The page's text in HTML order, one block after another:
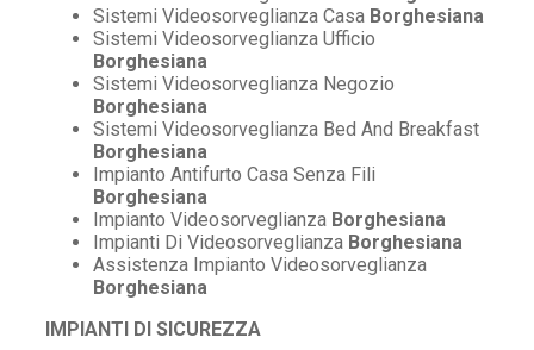
Sistemi Videosorveglianza Casa Borghesiana
Sistemi Videosorveglianza Ufficio
Borghesiana
Sistemi Videosorveglianza Negozio
Borghesiana
Sistemi Videosorveglianza Bed And Breakfast
Borghesiana
Impianto Antifurto Casa Senza Fili
Borghesiana
Impianto Videosorveglianza Borghesiana
Impianti Di Videosorveglianza Borghesiana
Assistenza Impianto Videosorveglianza
Borghesiana
IMPIANTI DI SICUREZZA